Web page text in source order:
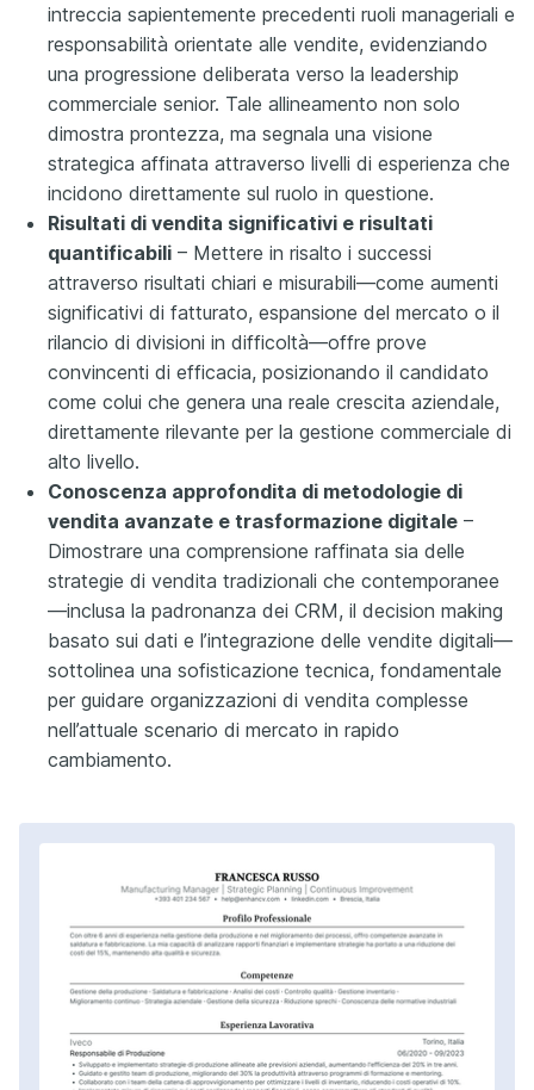
intreccia sapientemente precedenti ruoli manageriali e
responsabilità orientate alle vendite, evidenziando
una progressione deliberata verso la leadership
commerciale senior. Tale allineamento non solo
dimostra prontezza, ma segnala una visione
strategica affinata attraverso livelli di esperienza che
incidono direttamente sul ruolo in questione.
Risultati di vendita significativi e risultati
quantificabili – Mettere in risalto i successi
attraverso risultati chiari e misurabili—come aumenti
significativi di fatturato, espansione del mercato o il
rilancio di divisioni in difficoltà—offre prove
convincenti di efficacia, posizionando il candidato
come colui che genera una reale crescita aziendale,
direttamente rilevante per la gestione commerciale di
alto livello.
Conoscenza approfondita di metodologie di
vendita avanzate e trasformazione digitale –
Dimostrare una comprensione raffinata sia delle
strategie di vendita tradizionali che contemporanee
—inclusa la padronanza dei CRM, il decision making
basato sui dati e l’integrazione delle vendite digitali—
sottolinea una sofisticazione tecnica, fondamentale
per guidare organizzazioni di vendita complesse
nell’attuale scenario di mercato in rapido
cambiamento.